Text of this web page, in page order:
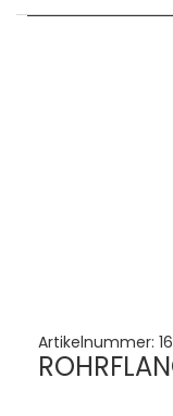
Artikelnummer: